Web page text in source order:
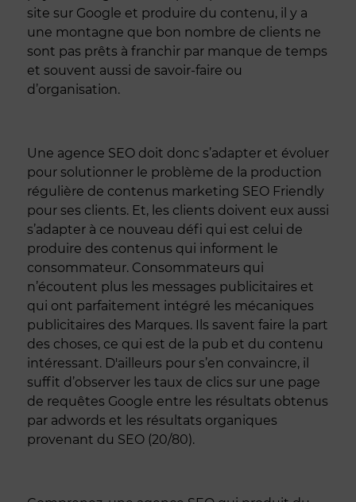
site sur Google et produire du contenu, il y a
une montagne que bon nombre de clients ne
sont pas prêts à franchir par manque de temps
et souvent aussi de savoir-faire ou
d’organisation.
Une agence SEO doit donc s’adapter et évoluer
pour solutionner le problème de la production
régulière de contenus marketing SEO Friendly
pour ses clients. Et, les clients doivent eux aussi
s’adapter à ce nouveau défi qui est celui de
produire des contenus qui informent le
consommateur. Consommateurs qui
n’écoutent plus les messages publicitaires et
qui ont parfaitement intégré les mécaniques
publicitaires des Marques. Ils savent faire la part
des choses, ce qui est de la pub et du contenu
intéressant. D'ailleurs pour s’en convaincre, il
suffit d’observer les taux de clics sur une page
de requêtes Google entre les résultats obtenus
par adwords et les résultats organiques
provenant du SEO (20/80).